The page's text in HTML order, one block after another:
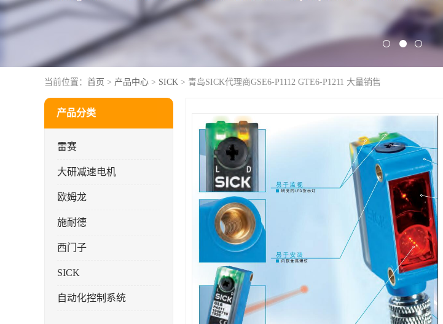
当前位置： 首页 > 产品中心 > SICK > 青岛SICK代理商GSE6-P1112 GTE6-P1211 大量销售
产品分类
雷赛
大研减速电机
欧姆龙
施耐德
西门子
SICK
自动化控制系统